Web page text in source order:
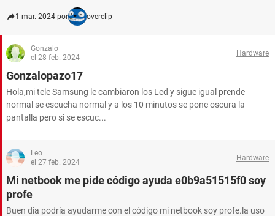
1 mar. 2024 por overclip
Gonzalo
el 28 feb. 2024
Hardware
Gonzalopazo17
Hola,mi tele Samsung le cambiaron los Led y sigue igual prende
normal se escucha normal y a los 10 minutos se pone oscura la
pantalla pero si se escuc...
Leo
el 27 feb. 2024
Hardware
Mi netbook me pide código ayuda e0b9a51515f0 soy
profe
Buen dia podría ayudarme con el código mi netbook soy profe.la uso